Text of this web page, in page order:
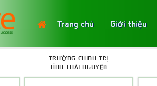
Trang chủ Giới thiệu
TRƯỜNG CHINH TRỊ
TỈNH THÁI NGUYÊN